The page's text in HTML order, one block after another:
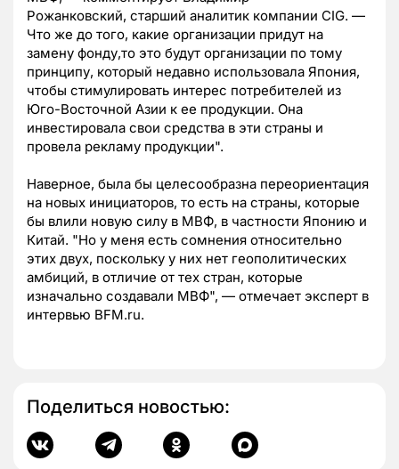
Рожанковский, старший аналитик компании CIG. —
Что же до того, какие организации придут на
замену фонду,то это будут организации по тому
принципу, который недавно использовала Япония,
чтобы стимулировать интерес потребителей из
Юго-Восточной Азии к ее продукции. Она
инвестировала свои средства в эти страны и
провела рекламу продукции".
Наверное, была бы целесообразна переориентация
на новых инициаторов, то есть на страны, которые
бы влили новую силу в МВФ, в частности Японию и
Китай. "Но у меня есть сомнения относительно
этих двух, поскольку у них нет геополитических
амбиций, в отличие от тех стран, которые
изначально создавали МВФ", — отмечает эксперт в
интервью BFM.ru.
Поделиться новостью: